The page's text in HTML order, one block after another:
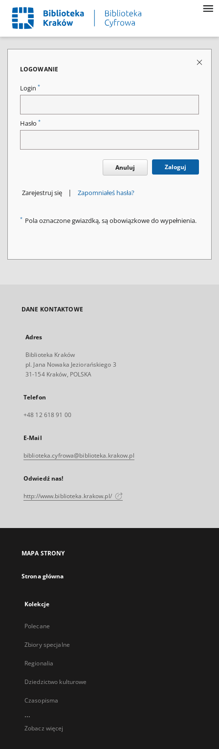
LOGOWANIE
Login *
Hasło *
Anuluj Zaloguj
Zarejestruj się | Zapomniałeś hasła?
* Pola oznaczone gwiazdką, są obowiązkowe do wypełnienia.
DANE KONTAKTOWE
Adres
Biblioteka Kraków
pl. Jana Nowaka Jeziorańskiego 3
31-154 Kraków, POLSKA
Telefon
+48 12 618 91 00
E-Mail
biblioteka.cyfrowa@biblioteka.krakow.pl
Odwiedź nas!
http://www.biblioteka.krakow.pl/
MAPA STRONY
Strona główna
Kolekcje
Polecane
Zbiory specjalne
Regionalia
Dziedzictwo kulturowe
Czasopisma
...
Zobacz więcej